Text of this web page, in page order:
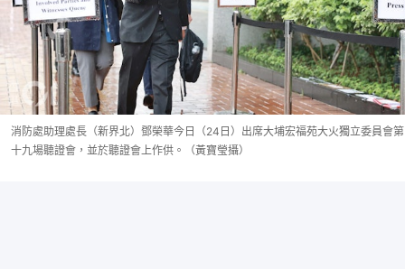
消防處助理處長（新界北）鄧榮華今日（24日）出席大埔宏福苑大火獨立委員會第
十九場聽證會，並於聽證會上作供。（黃寶瑩攝）